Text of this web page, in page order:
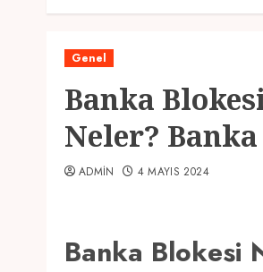
Genel
Banka
Neler?
ADMIN 4 MAYIS 2024
Banka Blokesi